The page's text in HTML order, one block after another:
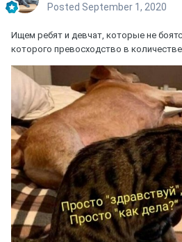
Posted September 1, 2020
Ищем ребят и девчат, которые не
которого превосходство в количестве